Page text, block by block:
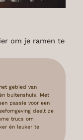
om je ramen te
gebied van
buitenshuis. Met
passie voor een
deelt ze
trucs om
én leuker te